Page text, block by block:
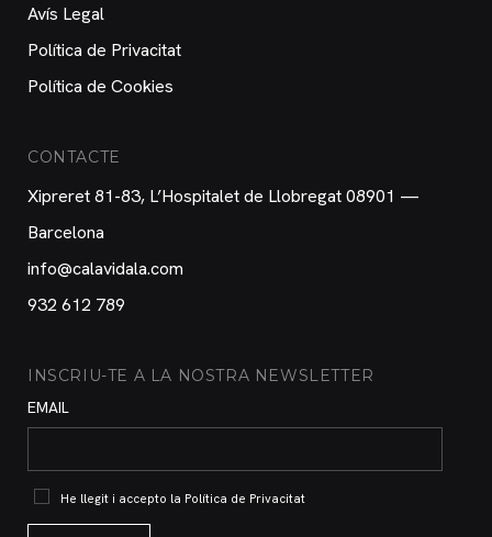
Avís Legal
Política de Privacitat
Política de Cookies
CONTACTE
Xipreret 81-83, L’Hospitalet de Llobregat 08901 —
Barcelona
info@calavidala.com
932 612 789
INSCRIU-TE A LA NOSTRA NEWSLETTER
EMAIL
He llegit i accepto la Política de Privacitat